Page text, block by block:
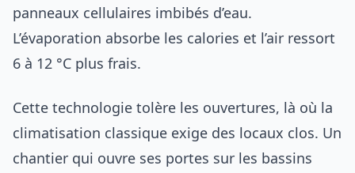
panneaux cellulaires imbibés d’eau.
L’évaporation absorbe les calories et l’air ressort
6 à 12 °C plus frais.
Cette technologie tolère les ouvertures, là où la
climatisation classique exige des locaux clos. Un
chantier qui ouvre ses portes sur les bassins